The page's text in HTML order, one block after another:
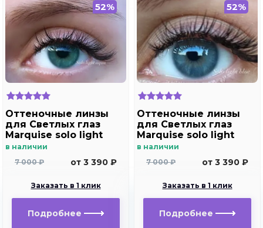
52%
Оттеночные линзы
для Светлых глаз
Marquise solo light
aqua для
близорукости
в наличии
7 000 ₽
от 3 390 ₽
Заказать в 1 клик
Подробнее
52%
Оттеночные линзы
для Светлых глаз
Marquise solo light
blue для
близорукости
в наличии
7 000 ₽
от 3 390 ₽
Заказать в 1 клик
Подробнее